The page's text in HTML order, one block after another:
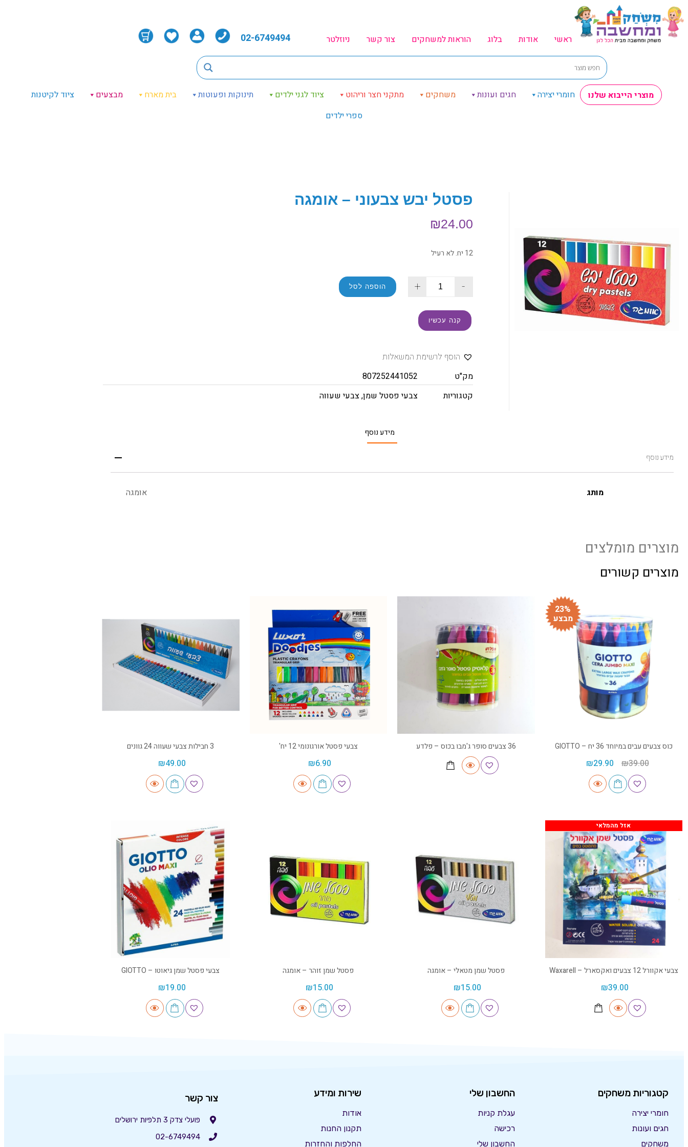
ראשי אודות בלוג הוראות למשחקים צור קשר ניוזלטר 02-6749494
מוצרי הייבוא שלנו חומרי יצירה חגים ועונות משחקים מתקני חצר וריהוט ציוד לגני ילדים תינוקות ופעוטות בית מארח מבצעים
ציוד לקיטנות
ספרי ילדים
פסטל יבש צבעוני – אומגה
₪24.00
12 יח. לא רעיל
-
+ הוספה לסל
קנה עכשיו
הוסף לרשימת המשאלות
מק"ט
807252441052
קטגוריות
צבעי פסטל שמן,צבעי שעווה
מידע נוסף
מידע נוסף
מותג אומגה
מוצרים מומלצים
מוצרים קשורים
23%
מבצע
כוס צבעים עבים במיוחד 36 יח – GIOTTO
₪39.00
₪29.90
36 צבעים סופר ג'מבו בכוס – פלדע צבעי פסטל אורגונומי 12 יח'
₪6.90
3 חבילות צבעי שעווה 24 גוונים
₪49.00
אזל מהמלאי
צבעי אקוורל 12 צבעים ואקסארל – Waxarell
₪39.00
פסטל שמן מטאלי – אומגה
₪15.00
פסטל שמן זוהר – אומגה
₪15.00
צבעי פסטל שמן גיאוטו – GIOTTO
₪19.00
קטגוריות משחקים
חומרי יצירה
חגים ועונות
משחקים
החשבון שלי
עגלת קניות
רכישה
החשבון שלי
שירות ומידע
אודות
תקנון החנות
החלפות והחזרות
צור קשר
פועלי צדק 3 תלפיות ירושלים
02-6749494